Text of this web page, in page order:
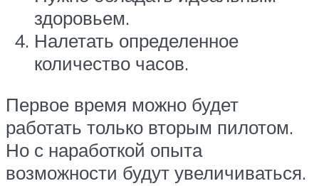
здоровьем.
Налетать определенное
количество часов.
Первое время можно будет
работать только вторым пилотом.
Но с наработкой опыта
возможности будут увеличиваться.